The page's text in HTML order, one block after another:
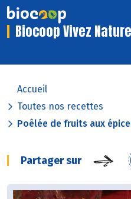
Biocoop Vivez
Accueil
Toutes nos recettes
Poêlée de fruits aux
Partager sur